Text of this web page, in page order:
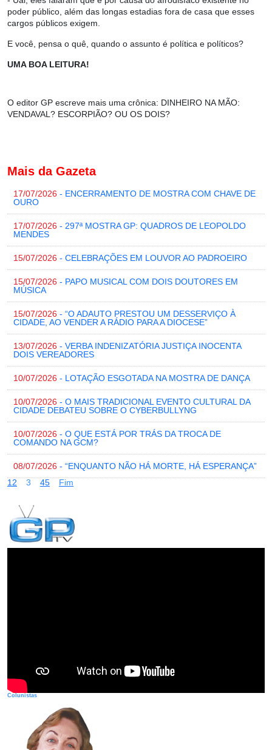
poder público, além das longas estadias fora de casa que esses
cargos públicos exigem.
E você, pensa o quê, quando o assunto é política e políticos?
UMA BOA LEITURA!
O editor GP escreve mais uma crônica: DINHEIRO NA MÃO:
VENDAVAL? ESCORPIÃO? OU OS DOIS?
Mais da Gazeta
17/07/2026 - ENCERRAMENTO DE MOSTRA COM CHAVE DE
OURO
17/07/2026 - 297ª MOSTRA GP: QUADROS DE LEOPOLDO
MENDES
15/07/2026 - CELEBRAÇÕES EM LOUVOR AO PADROEIRO
15/07/2026 - PAPO MUSICAL COM DOIS DOUTORES EM
MÚSICA
15/07/2026 - “O ADAUTO PRESTOU UM DESSERVIÇO À
CIDADE, AO VENDER A RÁDIO PARA A DIOCESE”
13/07/2026 - VERBA INDENIZATÓRIA JUSTIÇA INOCENTA
DOIS VEREADORES
10/07/2026 - LOTAÇÃO ESGOTADA NA MOSTRA DE DANÇA
10/07/2026 - O MAIS TRADICIONAL EVENTO CULTURAL DA
CIDADE DEBATEU SOBRE O CYBERBULLYNG
10/07/2026 - O QUE ESTÁ POR TRÁS DA TROCA DE
COMANDO NA GCM?
08/07/2026 - “ENQUANTO NÃO HÁ MORTE, HÁ ESPERANÇA”
1 2 3 45 Fim
Colunistas